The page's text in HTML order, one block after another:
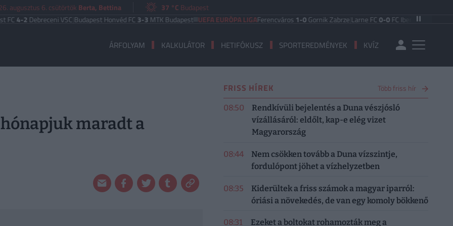
augusztus 6. csütörtök Berta, Bettina 37 °C Budapest
Debreceni VSC|Budapest Honvéd FC3-3MTK Budapest UEFA EURÓPA LIGAFerencváros1-0Gornik Zabrze|Larne FC0-0FC Iberia 1999 Shamrock
ÁRFOLYAM KALKULÁTOR HETIFÓKUSZ SPORTEREDMÉNYEK KVÍZ
maradt a
FRISS HÍREK Több friss hír
08:50
Rendkívüli bejelentés a Duna vészjósló
vízállásáról: eldőlt, kap-e elég vizet
Magyarország
08:44
Nem csökken tovább a Duna vízszintje,
fordulópont jöhet a vízhelyzetben
08:35
Kiderültek a friss számok a magyar iparról:
óriási a növekedés, de van egy komoly bökkenő
08:31
Ezeket a boltokat rohamozták meg a